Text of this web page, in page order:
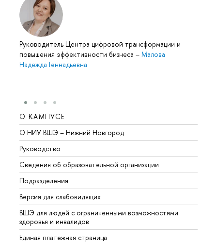
Руководитель Центра цифровой трансформации и
повышения эффективности бизнеса – Малова
Надежда Геннадьевна
О КАМПУСЕ
О НИУ ВШЭ – Нижний Новгород
Руководство
Сведения об образовательной организации
Подразделения
Версия для слабовидящих
ВШЭ для людей с ограниченными возможностями
здоровья и инвалидов
Единая платежная страница